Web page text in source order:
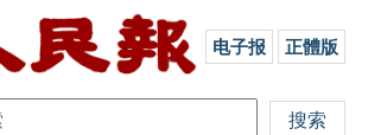
电子报 正體版